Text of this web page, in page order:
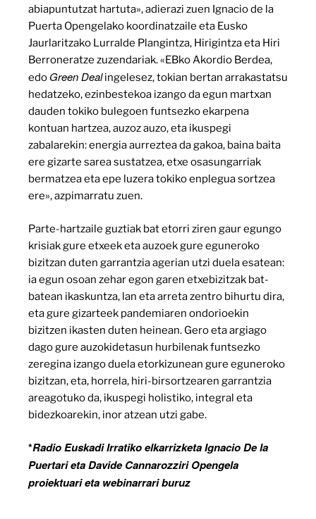
abiapuntutzat hartuta», adierazi zuen Ignacio de la
Puerta Opengelako koordinatzaile eta Eusko
Jaurlaritzako Lurralde Plangintza, Hirigintza eta Hiri
Berroneratze zuzendariak. «EBko Akordio Berdea,
edo Green Dealingelesez, tokian bertan arrakastatsu
hedatzeko, ezinbestekoa izango da egun martxan
dauden tokiko bulegoen funtsezko ekarpena
kontuan hartzea, auzoz auzo, eta ikuspegi
zabalarekin: energia aurreztea da gakoa, baina baita
ere gizarte sarea sustatzea, etxe osasungarriak
bermatzea eta epe luzera tokiko enplegua sortzea
ere», azpimarratu zuen.
Parte-hartzaile guztiak bat etorri ziren gaur egungo
krisiak gure etxeek eta auzoek gure eguneroko
bizitzan duten garrantzia agerian utzi duela esatean:
ia egun osoan zehar egon garen etxebizitzak bat-
batean ikaskuntza, lan eta arreta zentro bihurtu dira,
eta gure gizarteek pandemiaren ondorioekin
bizitzen ikasten duten heinean. Gero eta argiago
dago gure auzokidetasun hurbilenak funtsezko
zeregina izango duela etorkizunean gure eguneroko
bizitzan, eta, horrela, hiri-birsortzearen garrantzia
areagotuko da, ikuspegi holistiko, integral eta
bidezkoarekin, inor atzean utzi gabe.
*Radio Euskadi Irratiko elkarrizketa Ignacio De la
Puertari eta Davide Cannarozziri Opengela
proiektuari eta webinarrari buruz